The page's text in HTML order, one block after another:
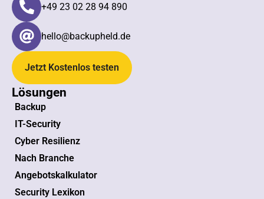
+49 23 02 28 94 890​
hello@backupheld.de
Jetzt Kostenlos testen
Lösungen
Backup
IT-Security
Cyber Resilienz
Nach Branche
Angebotskalkulator
Security Lexikon